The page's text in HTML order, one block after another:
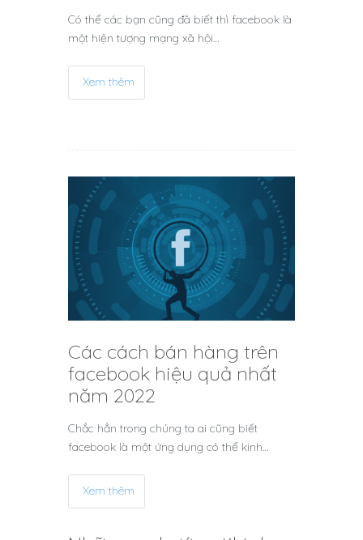
Có thể các bạn cũng đã biết thì facebook là
một hiện tượng mạng xã hội…
Xem thêm
Các cách bán hàng trên
facebook hiệu quả nhất
năm 2022
Chắc hẳn trong chúng ta ai cũng biết
facebook là một ứng dụng có thể kinh…
Xem thêm